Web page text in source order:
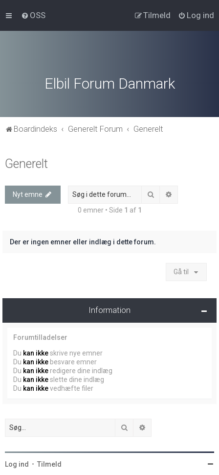
OSS Log ind
Tilmeld
Elbil Forum Danmark
Boardindeks Generelt Forum Generelt
Generelt
Nyt emne Søg
0 emner • Side 1 af 1
Der er ingen emner eller indlæg i dette forum.
Gå til
Information
Forumtilladelser
Du kan ikkeskrive nye emner
Du kan ikke besvare emner
Du kan ikke redigere dine indlæg
Du kan ikkeslette dine indlæg
Du kan ikkevedhæfte filer
Søg
Log ind • Tilmeld